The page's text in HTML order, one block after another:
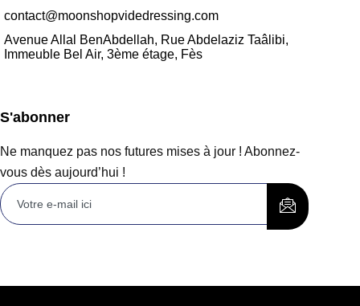
contact@moonshopvidedressing.com
Avenue Allal BenAbdellah, Rue Abdelaziz Taâlibi,
Immeuble Bel Air, 3ème étage, Fès
S'abonner
Ne manquez pas nos futures mises à jour ! Abonnez-
vous dès aujourd’hui !